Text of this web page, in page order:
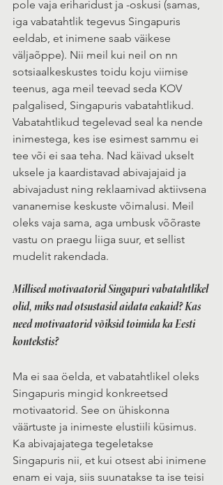
pole vaja eriharidust ja -oskusi (samas,
iga vabatahtlik tegevus Singapuris
eeldab, et inimene saab väikese
väljaõppe). Nii meil kui neil on nn
sotsiaalkeskustes toidu koju viimise
teenus, aga meil teevad seda KOV
palgalised, Singapuris vabatahtlikud.
Vabatahtlikud tegelevad seal ka nende
inimestega, kes ise esimest sammu ei
tee või ei saa teha. Nad käivad ukselt
uksele ja kaardistavad abivajajaid ja
abivajadust ning reklaamivad aktiivsena
vananemise keskuste võimalusi. Meil
oleks vaja sama, aga umbusk võõraste
vastu on praegu liiga suur, et sellist
mudelit rakendada.
Millised motivaatorid Singapuri vabatahtlikel
olid, miks nad otsustasid aidata eakaid? Kas
need motivaatorid võiksid toimida ka Eesti
kontekstis?
Ma ei saa öelda, et vabatahtlikel oleks
Singapuris mingid konkreetsed
motivaatorid. See on ühiskonna
väärtuste ja inimeste elustiili küsimus.
Ka abivajajatega tegeletakse
Singapuris nii, et kui otsest abi inimene
enam ei vaja, siis suunatakse ta ise teisi